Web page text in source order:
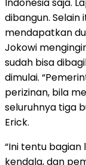
dibangun. Selain
mendapatkan
Jokowi
sudah bisa
dimulai.
perizinan, bila
seluruhnya tiga
Erick.
“Ini tentu bagian
kendala, dan